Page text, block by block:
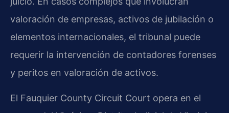
valoración de empresas, activos de jubilación o
elementos internacionales, el tribunal puede
requerir la intervención de contadores forenses
y peritos en valoración de activos.
El Fauquier County Circuit Court opera en el